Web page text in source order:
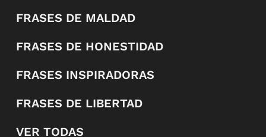
FRASES DE MALDAD
FRASES DE HONESTIDAD
FRASES INSPIRADORAS
FRASES DE LIBERTAD
VER TODAS